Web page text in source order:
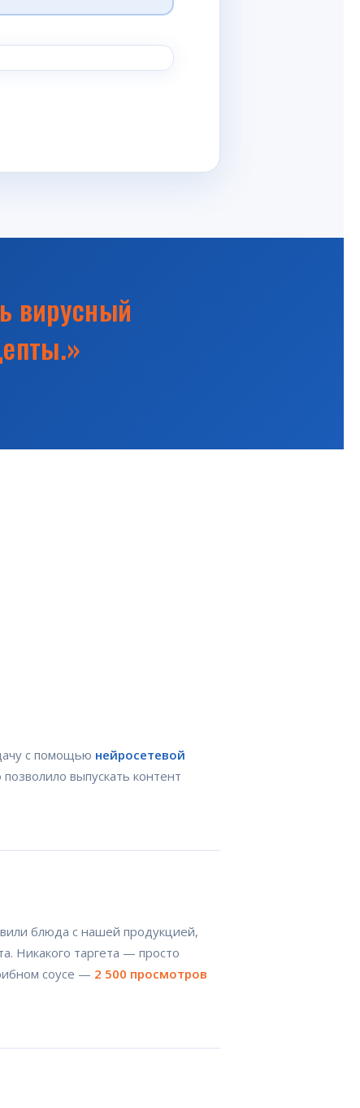
вирусный
с помощью нейросетевой
выпускать контент
блюда с нашей продукцией,
Никакого таргета — просто
соусе — 2 500 просмотров